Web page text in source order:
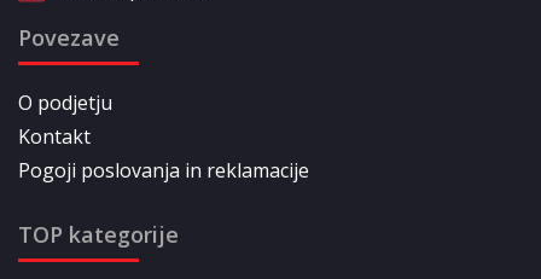
Povezave
O podjetju
Kontakt
Pogoji poslovanja in reklamacije
TOP kategorije